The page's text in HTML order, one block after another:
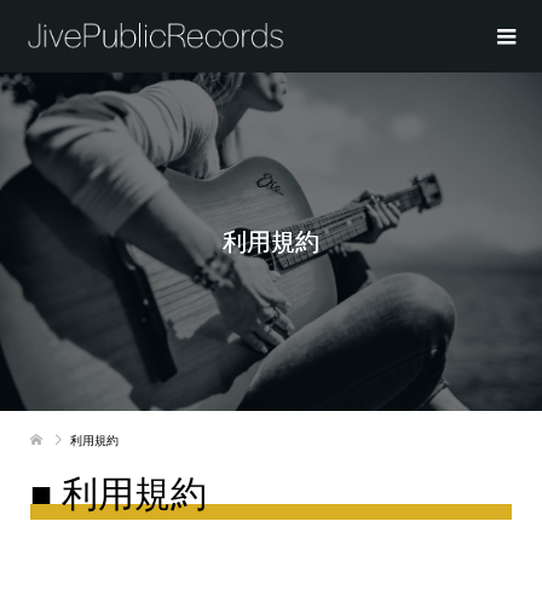
利用規約
利用規約
■ 利用規約